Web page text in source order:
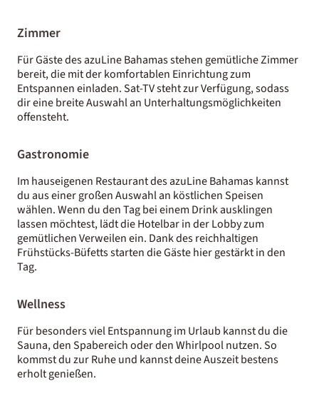
Zimmer
Für Gäste des azuLine Bahamas stehen gemütliche Zimmer
bereit, die mit der komfortablen Einrichtung zum
Entspannen einladen. Sat-TV steht zur Verfügung, sodass
dir eine breite Auswahl an Unterhaltungsmöglichkeiten
offensteht.
Gastronomie
Im hauseigenen Restaurant des azuLine Bahamas kannst
du aus einer großen Auswahl an köstlichen Speisen
wählen. Wenn du den Tag bei einem Drink ausklingen
lassen möchtest, lädt die Hotelbar in der Lobby zum
gemütlichen Verweilen ein. Dank des reichhaltigen
Frühstücks-Büfetts starten die Gäste hier gestärkt in den
Tag.
Wellness
Für besonders viel Entspannung im Urlaub kannst du die
Sauna, den Spabereich oder den Whirlpool nutzen. So
kommst du zur Ruhe und kannst deine Auszeit bestens
erholt genießen.